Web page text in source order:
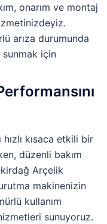
onarım ve montaj
arıza durumunda
sunmak için
hızlı kısaca etkili bir
düzenli bakım
Arçelik
makinenizin
kullanım
sunuyoruz.